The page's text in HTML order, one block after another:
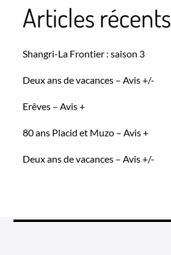
Articles récents
Shangri-La Frontier : saison 3
Deux ans de vacances – Avis +/-
Erêves – Avis +
80 ans Placid et Muzo – Avis +
Deux ans de vacances – Avis +/-